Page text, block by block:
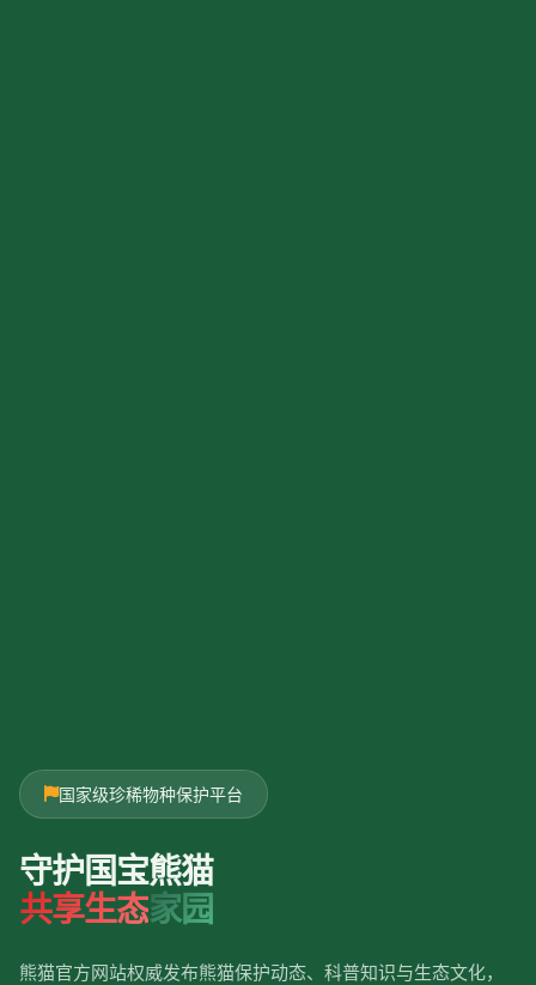
国家级珍稀物种保护平台
守护国宝熊猫
共享生态家园
熊猫官方网站权威发布熊猫保护动态、科普知识与生态文化，